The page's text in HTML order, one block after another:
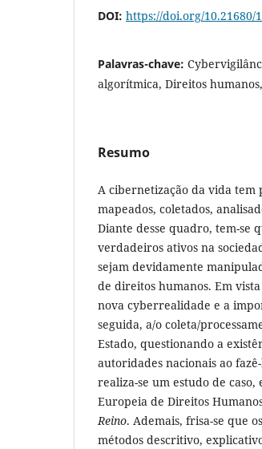
DOI: https://doi.org/10.21680/
Palavras-chave:
algorítmica, Direitos
Resumo
A cibernetização da vida
mapeados, coletados,
Diante desse quadro, tem-se
verdadeiros ativos na
sejam devidamente
de direitos humanos. Em
nova cyberrealidade e a
seguida, a/o coleta/
Estado, questionando a
autoridades nacionais ao
realiza-se um estudo de
Europeia de Direitos
Reino. Ademais, frisa-se que
métodos descritivo,